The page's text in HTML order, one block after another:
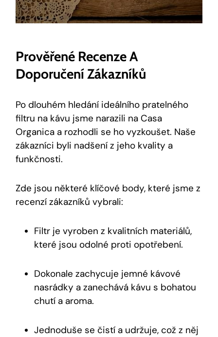
Prověřené Recenze A
Doporučení Zákazníků
Po dlouhém hledání ideálního pratelného
filtru na kávu jsme narazili na Casa
Organica a rozhodli se ho vyzkoušet. Naše
zákazníci byli nadšení z jeho kvality a
funkčnosti.
Zde jsou některé klíčové body, které jsme z
recenzí zákazníků vybrali:
Filtr je vyroben z kvalitních materiálů,
které jsou odolné proti opotřebení.
Dokonale zachycuje jemné kávové
nasrádky a zanechává kávu s bohatou
chutí a aroma.
Jednoduše se čistí a udržuje, což z něj